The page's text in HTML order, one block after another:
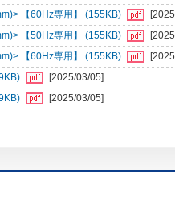
【60Hz専用】 (155KB)
【50Hz専用】 (155KB)
【60Hz専用】 (155KB)
[2025/03/05]
[2025/03/05]